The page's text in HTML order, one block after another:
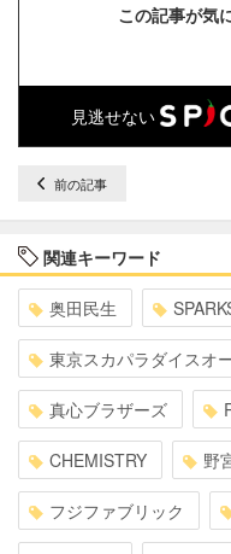
この記事が気
見逃せない
前の記事
関連キーワード
奥田民生
東京スカパラダイスオ
真心ブラザーズ
CHEMISTRY 野
フジファブリック